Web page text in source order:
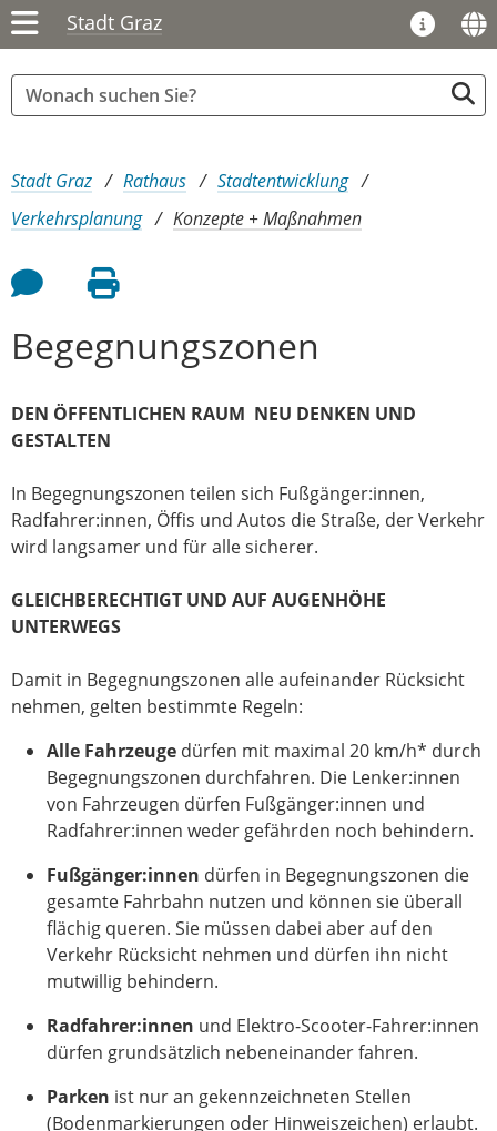
Stadt Graz
Sie sind hier:
Stadt Graz Rathaus
Stadtentwicklung
Verkehrsplanung
Konzepte + Maßnahmen
Feedback an Autor
Seite drucken
Begegnungszonen
DEN ÖFFENTLICHEN RAUM NEU DENKEN UND
GESTALTEN
In Begegnungszonen teilen sich Fußgänger:innen,
Radfahrer:innen, Öffis und Autos die Straße, der Verkehr
wird langsamer und für alle sicherer.
GLEICHBERECHTIGT UND AUF AUGENHÖHE
UNTERWEGS
Damit in Begegnungszonen alle aufeinander Rücksicht
nehmen, gelten bestimmte Regeln:
Alle Fahrzeuge dürfen mit maximal 20 km/h* durch
Begegnungszonen durchfahren. Die Lenker:innen
von Fahrzeugen dürfen Fußgänger:innen und
Radfahrer:innen weder gefährden noch behindern.
Fußgänger:innen dürfen in Begegnungszonen die
gesamte Fahrbahn nutzen und können sie überall
flächig queren. Sie müssen dabei aber auf den
Verkehr Rücksicht nehmen und dürfen ihn nicht
mutwillig behindern.
Radfahrer:innen und Elektro-Scooter-Fahrer:innen
dürfen grundsätzlich nebeneinander fahren.
Parken ist nur an gekennzeichneten Stellen
(Bodenmarkierungen oder Hinweiszeichen) erlaubt.